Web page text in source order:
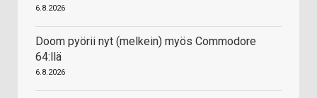
6.8.2026
Doom pyörii nyt (melkein) myös Commodore
64:llä
6.8.2026